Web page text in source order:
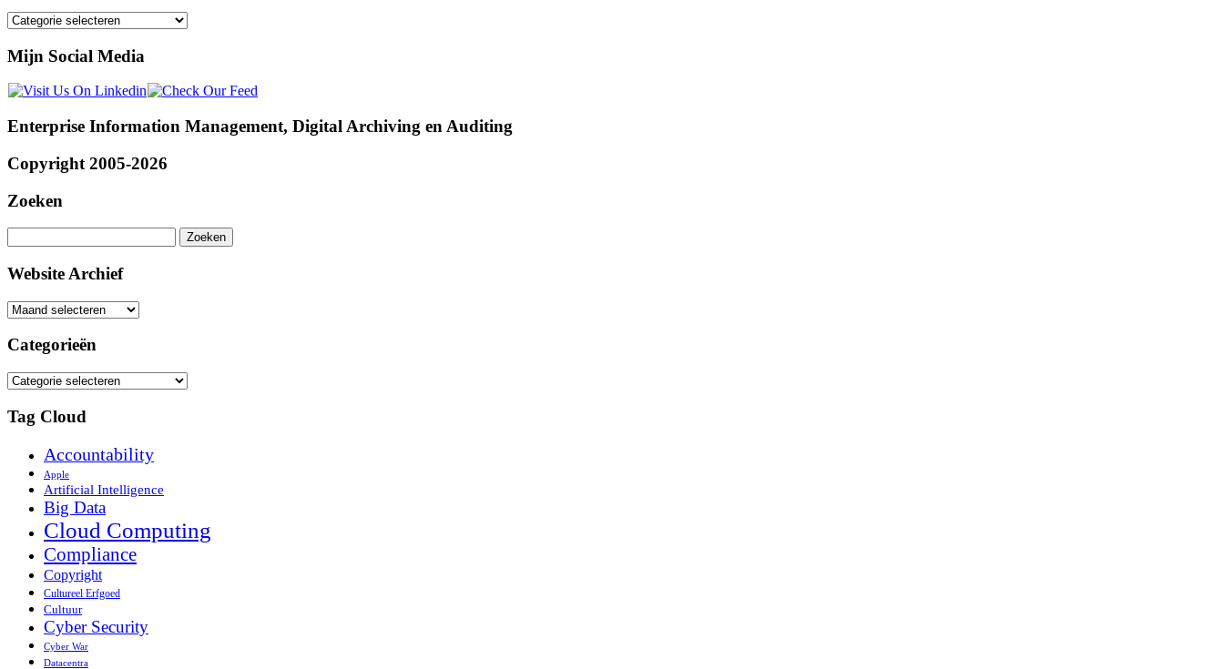
Categorieën
Mijn Social Media
Enterprise Information Management, Digital Archiving en Auditing
Copyright 2005-2026
Zoeken
naar:
Website Archief
Website
Categorieën
Categorieën
Tag Cloud
Accountability
Apple
Artificial Intelligence
Big Data
Cloud Computing
Compliance
Copyright
Cultureel Erfgoed
Cultuur
Cyber Security
Cyber War
Datacentra